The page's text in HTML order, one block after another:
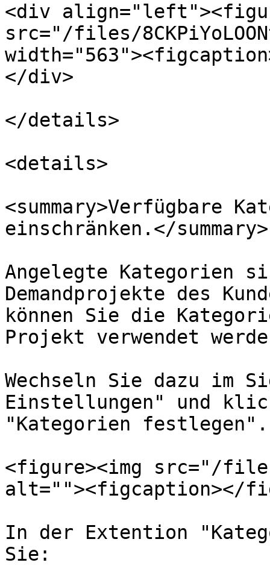
<div
src="/files/
</div>
</details>
<details>
<summary>Verfügbare
einschränken.</summary>
Angelegte
Demandprojekte des
können Sie die
Projekt verwendet
Wechseln Sie dazu im
Einstellungen" und
"Kategorien festlegen".
<figure><img src="/files/
alt=""><figcaption></
In der Extention
Sie: